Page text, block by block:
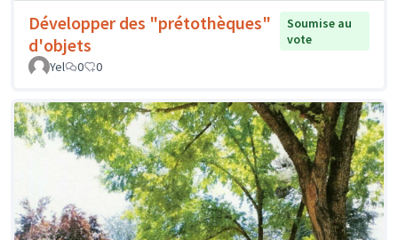
Développer des "prétothèques"
d'objets
Soumise au
vote
Yel
0 0